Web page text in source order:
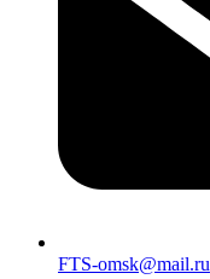
FTS-omsk@mail.ru